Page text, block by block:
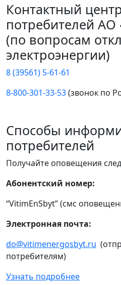
Контактный
потребителей АО
(по вопросам
электроэнергии)
8 (39561) 5-61-61
8-800-301-33-53(звонок по
Способы
потребителей
Получайте оповещения
Абонентский номер:
“VitimEnSbyt” (смс
Электронная почта:
do@vitimenergosbyt.ru
потребителям)
Узнать подробнее